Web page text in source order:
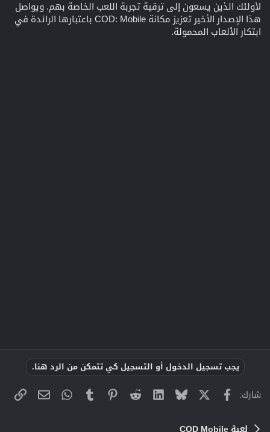
لأولئك الذين يسعون إلى ترقية تجربة اللعب الخاصة بهم. ويواصل
هذا الإصدار الأخير تعزيز مكانة COD: Mobile باعتبارها الرائدة في
ابتكار الألعاب المحمولة.
يجب تسجيل الدخول أو التسجيل كي تتمكن من الرد هنا.
شارك: فيسبوك Bluesky
LinkedIn
Reddit
Pinterest
Tumblr
WhatsApp
البريد
لعبة COD Mobile